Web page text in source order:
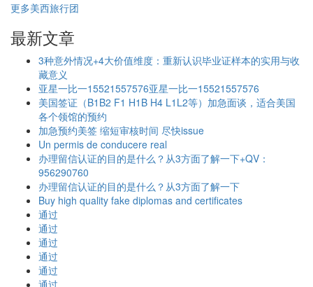
更多美西旅行团
最新文章
3种意外情况+4大价值维度：重新认识毕业证样本的实用与收
藏意义
亚星一比一15521557576亚星一比一15521557576
美国签证（B1B2 F1 H1B H4 L1L2等）加急面谈，适合美国
各个领馆的预约
加急预约美签 缩短审核时间 尽快issue
Un permis de conducere real
办理留信认证的目的是什么？从3方面了解一下+QV：
956290760
办理留信认证的目的是什么？从3方面了解一下
Buy high quality fake diplomas and certificates
通过
通过
通过
通过
通过
通过